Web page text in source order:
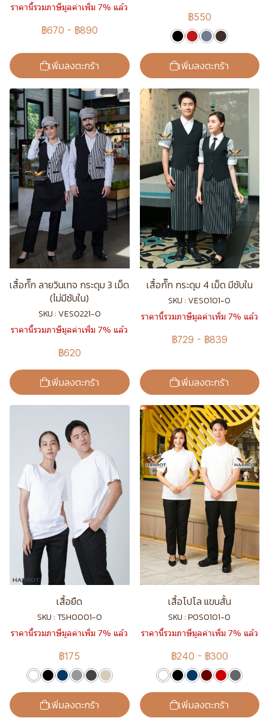
ราคานี้รวมภาษีมูลค่าเพิ่ม 7% แล้ว
฿670 - ฿890
เพิ่มลงตะกร้า
฿550
เพิ่มลงตะกร้า
เสื้อกั๊ก ลายวินเทจ กระดุม 3 เม็ด
(ไม่มีซับใน)
SKU : VES0221-0
ราคานี้รวมภาษีมูลค่าเพิ่ม 7% แล้ว
฿620
เพิ่มลงตะกร้า
เสื้อกั๊ก กระดุม 4 เม็ด มีซับใน
SKU : VES0101-0
ราคานี้รวมภาษีมูลค่าเพิ่ม 7% แล้ว
฿729 - ฿839
เพิ่มลงตะกร้า
เสื้อยืด
SKU : TSH0001-0
ราคานี้รวมภาษีมูลค่าเพิ่ม 7% แล้ว
฿175
เพิ่มลงตะกร้า
เสื้อโปโล แขนสั้น
SKU : POS0101-0
ราคานี้รวมภาษีมูลค่าเพิ่ม 7% แล้ว
฿240 - ฿300
เพิ่มลงตะกร้า